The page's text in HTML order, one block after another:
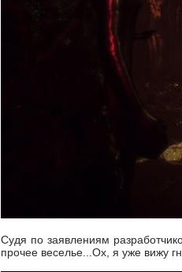
Судя по заявлениям
прочее веселье...Ох, я уже вижу